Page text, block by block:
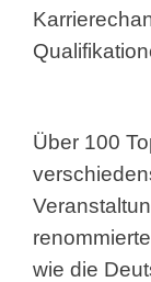
Über 100
wie die